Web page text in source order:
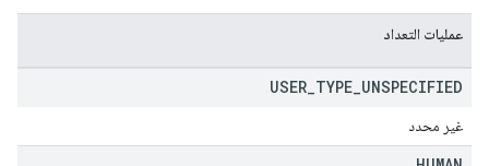
عمليات التعداد
USER TYPE UNSPECIFIED
غير محدد